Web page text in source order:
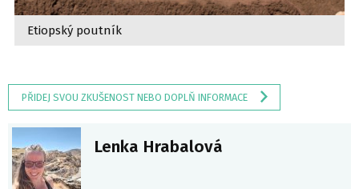
Etiopský poutník
PŘIDEJ SVOU ZKUŠENOST NEBO DOPLŇ INFORMACE
Lenka Hrabalová